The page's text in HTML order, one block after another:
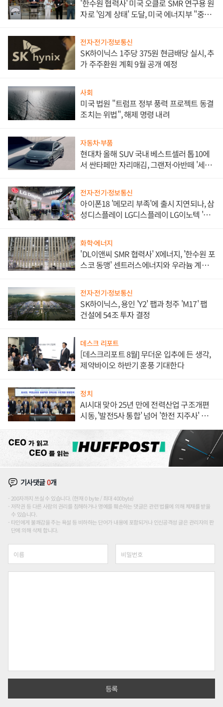
'한수원 협력사' 미국 오클로 SMR 연구용 원
자로 '임계 상태' 도달, 미국 에너지부 "중요
전자·전기·정보통신
SK하이닉스 1주당 375원 현금배당 실시, 추
가 주주환원 계획 9월 공개 예정
사회
미국 법원 "트럼프 정부 풍력 프로젝트 동결
조치는 위법", 해제 명령 내려
자동차·부품
현대차 올해 SUV 국내 베스트셀러 톱10에
서 싼타페만 자리매김, 그랜저·아반떼 '세단
전자·전기·정보통신
아이폰18 '메모리 부족'에 출시 지연되나, 삼
성디스플레이 LG디스플레이 LG이노텍 '탈
화학·에너지
'DL이앤씨 SMR 협력사' X에너지, '한수원 포
스코 동맹' 센트러스에너지와 우라늄 계약
전자·전기·정보통신
SK하이닉스, 용인 'Y2' 팹과 청주 'M17' 팹
건설에 54조 투자 결정
데스크 리포트
[데스크리포트 8월] 무더운 입추에 든 생각,
제약바이오 하반기 훈풍 기대한다
정치
AI시대 맞아 25년 만에 전력산업 구조개편
시동, '발전5사 통합' 넘어 '한전 지주사' 재편
기사댓글0개
200자까지 쓰실 수 있습니다. (현재 0 byte / 최대 400byte)
저작권 등 다른 사람의 권리를 침해하거나 명예를 훼손하는 댓글은 관련 법률에 의해 제재를 받을
수 있습니다.
타인에게 불쾌감을 주는 욕설 등 비하하는 단어가 내용에 포함되거나 인신공격성 글은 관리자의 판
단에 의해 삭제 합니다.